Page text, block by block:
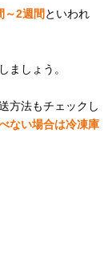
～2週間といわれ
ましょう。
方法もチェックし
ない場合は冷凍庫